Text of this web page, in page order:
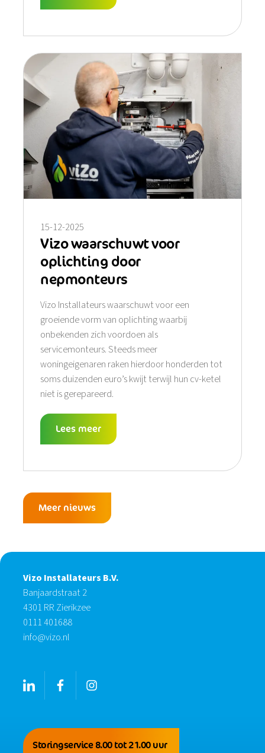
15-12-2025
Vizo waarschuwt voor
oplichting door
nepmonteurs
Vizo Installateurs waarschuwt voor een
groeiende vorm van oplichting waarbij
onbekenden zich voordoen als
servicemonteurs. Steeds meer
woningeigenaren raken hierdoor honderden tot
soms duizenden euro’s kwijt terwijl hun cv-ketel
niet is gerepareerd.
Lees meer
Meer nieuws
Vizo Installateurs B.V.
Banjaardstraat 2
4301 RR Zierikzee
0111 401688
info@vizo.nl
Storingservice 8.00 tot 21.00 uur